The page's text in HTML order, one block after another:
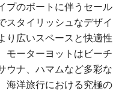
プのボートに伴うセール
スタイリッシュなデザイ
り広いスペースと快適性
モーターヨットはビーチ
ウナ、ハマムなど多彩な
海洋旅行における究極の